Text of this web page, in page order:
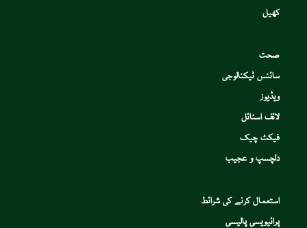
کھیل
صحت
سائنس ٹیکنالوجی
ویڈیوز
لائف اسٹائل
فیکٹ چیک
دلچسپ و عجیب
استعمال کرنے کی شرائط
پرائیویسی پالیسی